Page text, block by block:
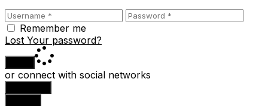
Remember me
Lost Your password?
or connect with social networks